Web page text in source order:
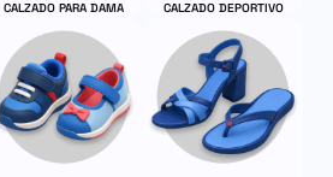
CALZADO PARA DAMA CALZADO DEPORTIVO